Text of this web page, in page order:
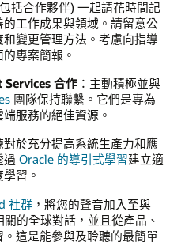
括合作夥伴) 一起請花時間記
工作成果與領域。請留意公
變更管理方法。考慮向指導
專案簡報。
Services 合作 ：主動積極並與
團隊保持聯繫。它們是專為
服務的絕佳資源。
對於充分提高系統生產力和應
過 Oracle 的導引式學習建立適
習。
社群 ，將您的聲音加入至與
的全球對話，並且從產品、
這是能參與及聆聽的最簡單